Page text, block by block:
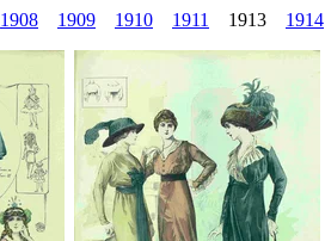
1908 1909 1910 1911 1913 1914